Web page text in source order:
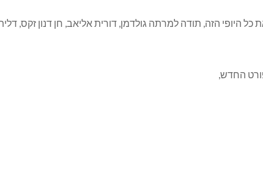
היופי הזה, תודה למרתה גולדמן, דורית אליאב, חן דנון זקס,
החדש,